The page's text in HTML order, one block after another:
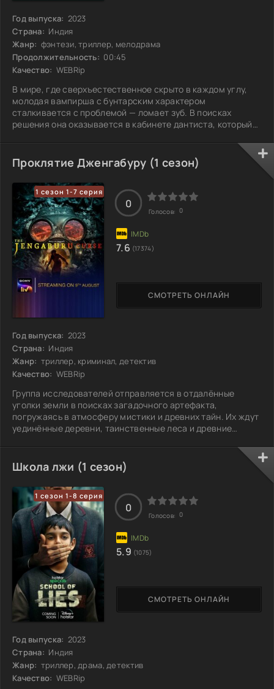
Год выпуска: 2023
Страна: Индия
Жанр: фэнтези, триллер, мелодрама
Продолжительность: 00:45
Качество: WEBRip
В мире, где сверхъестественное скрыто в каждом углу,
молодая вампирша с бунтарским характером
сталкивается с проблемой — ломает зуб. В поисках
решения она оказывается в кабинете дантиста, который
встреча открывает двери в мир, полный испытаний, где
оба учатся преодолевать страхи и предвзятости.
Вампирша вдруг понимает, что человеческие эмоции
могут быть сильнее привычного ей одиночества. А
дантист, который всегда избегал конфликтов,
оказывается
Проклятие Дженгабуру (1 сезон)
1 сезон 1-7 серия
Год выпуска: 2023
Страна: Индия
Жанр: триллер, криминал, детектив
Качество: WEBRip
Группа исследователей отправляется в отдалённые
уголки земли в поисках загадочного артефакта,
погружаясь в атмосферу мистики и древних тайн. Их ждут
уединённые деревни, таинственные леса и древние
опасности. Странные события преследуют
путешественников, внушая страх и ужас, как будто судьба
уже предрешена. В этой борьбе за выживание
переплетаются жажда знаний и человеческие страсти.
Смогут ли они
СМОТРЕТЬ ОНЛАЙН
0
Голосов: 0
7.6 (17374)
Школа лжи (1 сезон)
1 сезон 1-8 серия
Год выпуска: 2023
Страна: Индия
Жанр: триллер, драма, детектив
Качество: WEBRip
СМОТРЕТЬ ОНЛАЙН
0
Голосов: 0
5.9 (1075)